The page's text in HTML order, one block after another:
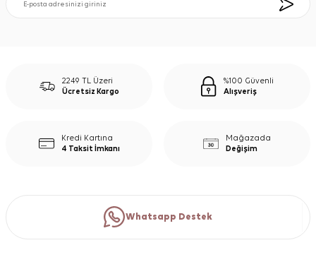
2249 TL Üzeri
Ücretsiz Kargo
%100 Güvenli
Alışveriş
Kredi Kartına
4 Taksit İmkanı
Mağazada
Değişim
Whatsapp Destek